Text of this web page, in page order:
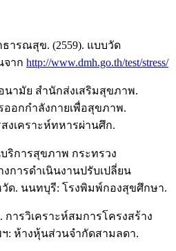
ารณสุข. (2559). แบบวัด
จาก http://www.dmh.go.th/test/stress/
ามัย สำนักส่งเสริมสุขภาพ.
ออกกำลังกายเพื่อสุขภาพ.
งเคราะห์ทหารผ่านศึก.
ริการสุขภาพ กระทรวง
การดำเนินงานปรับเปลี่ยน
ด. นนทบุรี: โรงพิมพ์กองสุขศึกษา.
การวิเคราะห์สมการโครงสร้าง
ฯ: ห้างหุ้นส่วนจำกัดสามลดา.